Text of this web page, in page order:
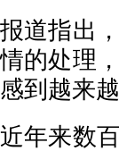
报道指出
情的处理
感到越来越
近年来数